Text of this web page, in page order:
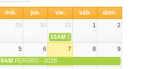
mié. jue. vie. sáb.
dom.
29 30 31 1
2
10AM DIA NACIONAL DE LA
5 6 7 8
9
9AM FEAGRO - 2026